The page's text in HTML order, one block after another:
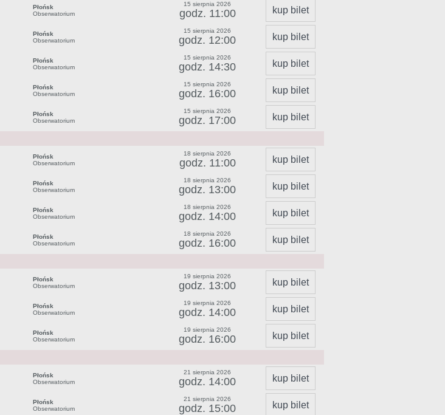
Płońsk
Obserwatorium
15 sierpnia 2026
godz. 11:00 kup bilet
Płońsk
Obserwatorium
15 sierpnia 2026
godz. 12:00 kup bilet
Płońsk
Obserwatorium
15 sierpnia 2026
godz. 14:30 kup bilet
Płońsk
Obserwatorium
15 sierpnia 2026
godz. 16:00 kup bilet
Płońsk
Obserwatorium
15 sierpnia 2026
godz. 17:00 kup bilet
Płońsk
Obserwatorium
18 sierpnia 2026
godz. 11:00 kup bilet
Płońsk
Obserwatorium
18 sierpnia 2026
godz. 13:00 kup bilet
Płońsk
Obserwatorium
18 sierpnia 2026
godz. 14:00 kup bilet
Płońsk
Obserwatorium
18 sierpnia 2026
godz. 16:00 kup bilet
Płońsk
Obserwatorium
19 sierpnia 2026
godz. 13:00 kup bilet
Płońsk
Obserwatorium
19 sierpnia 2026
godz. 14:00 kup bilet
Płońsk
Obserwatorium
19 sierpnia 2026
godz. 16:00 kup bilet
Płońsk
Obserwatorium
21 sierpnia 2026
godz. 14:00 kup bilet
Płońsk
Obserwatorium
21 sierpnia 2026
godz. 15:00 kup bilet